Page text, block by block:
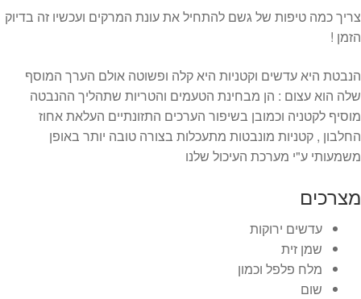
תשלום
צריך כמה טיפות של גשם להתחיל את עונת המרקים ועכשיו זה בדיוק
הזמן !
הנבטת היא עדשים וקטניות היא קלה ופשוטה אולם הערך המוסף
שלה הוא עצום : הן מבחינת הטעמים והטריות שתהליך ההנבטה
מוסיף לקטניה וכמובן בשיפור הערכים התזונתיים העלאת אחוז
החלבון , קטניות מונבטות מתעכלות בצורה טובה יותר באופן
משמעותי ע"י מערכת העיכול שלנו
מצרכים
עדשים ירוקות
שמן זית
מלח פלפל וכמון
שום